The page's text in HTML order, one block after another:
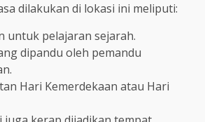
dilakukan di lokasi ini meliputi:
untuk pelajaran sejarah.
dipandu oleh pemandu
Hari Kemerdekaan atau Hari